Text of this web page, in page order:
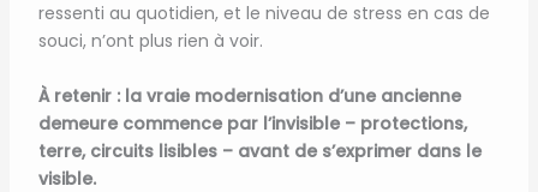
ressenti au quotidien, et le niveau de stress en cas de
souci, n’ont plus rien à voir.
À retenir : la vraie modernisation d’une ancienne
demeure commence par l’invisible – protections,
terre, circuits lisibles – avant de s’exprimer dans le
visible.